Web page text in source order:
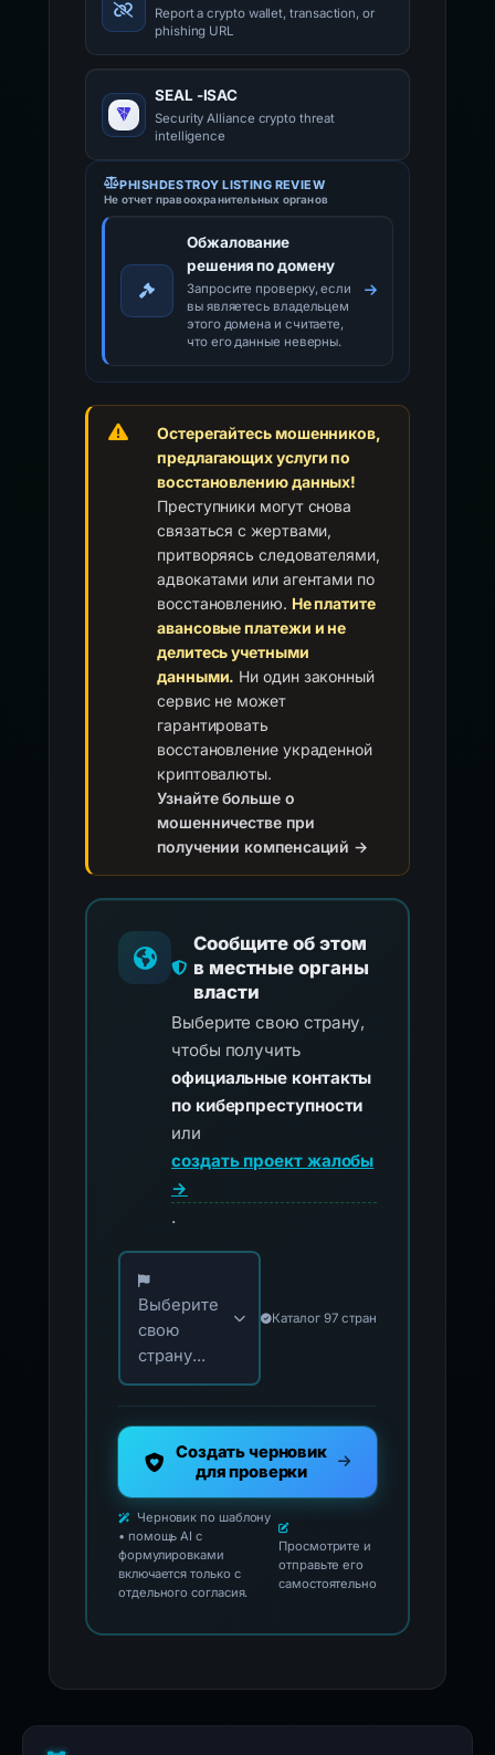
Report a crypto wallet, transaction, or
phishing URL
SEAL -ISAC
Security Alliance crypto threat
intelligence
PHISHDESTROY LISTING REVIEW
Не отчет правоохранительных органов
Обжалование
решения по домену
Запросите проверку, если
вы являетесь владельцем
этого домена и считаете,
что его данные неверны.
Остерегайтесь мошенников,
предлагающих услуги по
восстановлению данных!
Преступники могут снова
связаться с жертвами,
притворяясь следователями,
адвокатами или агентами по
восстановлению. Не платите
авансовые платежи и не
делитесь учетными
данными. Ни один законный
сервис не может
гарантировать
восстановление украденной
криптовалюты.
Узнайте больше о
мошенничестве при
получении компенсаций →
Сообщите об этом
в местные органы
власти
Выберите свою страну,
чтобы получить
официальные контакты
по киберпреступности
или
создать проект жалобы
→
.
Выберите свою страну для официальных
Выберите
свою
страну...
Каталог 97 стран
Создать черновик
для проверки
Черновик по шаблону
• помощь AI с
формулировками
включается только с
отдельного согласия.
Просмотрите и
отправьте его
самостоятельно